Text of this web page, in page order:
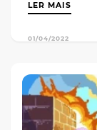
LER MAIS
01/04/2022